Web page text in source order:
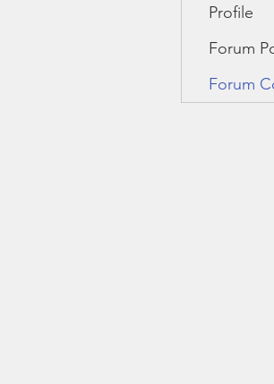
Profile
Forum
Forum